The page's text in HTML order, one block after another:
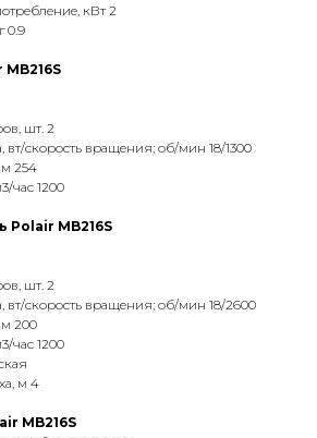
кВт 2
0.9
шт. 2
вт/скорость вращения; об/мин 18/1300
254
час 1200
Polair MB216S
шт. 2
вт/скорость вращения; об/мин 18/2600
200
час 1200
м 4
MB216S